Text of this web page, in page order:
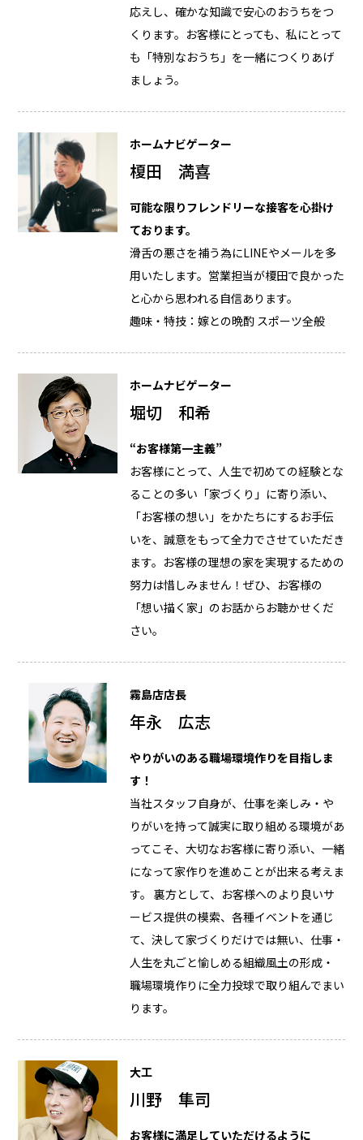
応えし、確かな知識で安心のおうちをつ
くります。お客様にとっても、私にとって
も「特別なおうち」を一緒につくりあげ
ましょう。
ホームナビゲーター
榎田 満喜
可能な限りフレンドリーな接客を心掛け
ております。
滑舌の悪さを補う為にLINEやメールを多
用いたします。営業担当が榎田で良かった
と心から思われる自信あります。
趣味・特技：嫁との晩酌 スポーツ全般
ホームナビゲーター
堀切 和希
“お客様第一主義”
お客様にとって、人生で初めての経験とな
ることの多い「家づくり」に寄り添い、
「お客様の想い」をかたちにするお手伝
いを、誠意をもって全力でさせていただき
ます。お客様の理想の家を実現するための
努力は惜しみません！ぜひ、お客様の
「想い描く家」のお話からお聴かせくだ
さい。
霧島店店長
年永 広志
やりがいのある職場環境作りを目指しま
す！
当社スタッフ自身が、仕事を楽しみ・や
りがいを持って誠実に取り組める環境があ
ってこそ、大切なお客様に寄り添い、一緒
になって家作りを進めことが出来る考えま
す。 裏方として、お客様へのより良いサ
ービス提供の模索、各種イベントを通じ
て、決して家づくりだけでは無い、仕事・
人生を丸ごと愉しめる組織風土の形成・
職場環境作りに全力投球で取り組んでまい
ります。
大工
川野 隼司
お客様に満足していただけるように